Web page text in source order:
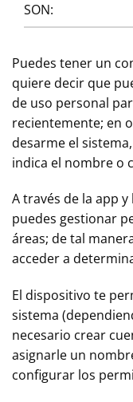
SON:
Puedes tener un
quiere decir que
de uso personal
recientemente; en
desarme el
indica el nombre o
A través de la app
puedes gestionar
áreas; de tal
acceder a
El dispositivo te
sistema
necesario crear
asignarle un
configurar los